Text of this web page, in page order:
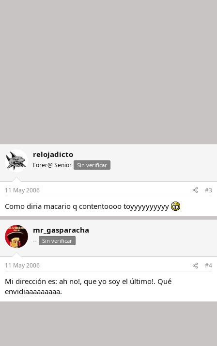
relojadicto
Forer@ Senior Sin verificar
11 May 2006 #3
Como diria macario q contentoooo toyyyyyyyyyy
mr_gasparacha
-- Sin verificar
11 May 2006 #4
Mi dirección es: ah no!, que yo soy el último!. Qué
envidiaaaaaaaaa.